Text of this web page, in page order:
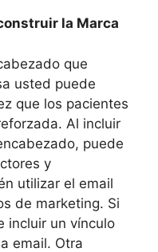
la Marca
que
usted puede
que los pacientes
Al incluir
puede
y
utilizar el email
de marketing. Si
incluir un vínculo
email. Otra